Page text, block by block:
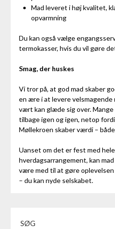
Mad leveret i høj kvalitet,
opvarmning
Du kan også vælge
termokasser, hvis du vil gøre
Smag, der huskes
Vi tror på, at god mad skaber
en ære i at levere
vært kan glæde sig over.
tilbage igen og igen, netop
Møllekroen skaber værdi –
Uanset om det er fest med
hverdagsarrangement, kan
være med til at gøre
– du kan nyde selskabet.
SØG